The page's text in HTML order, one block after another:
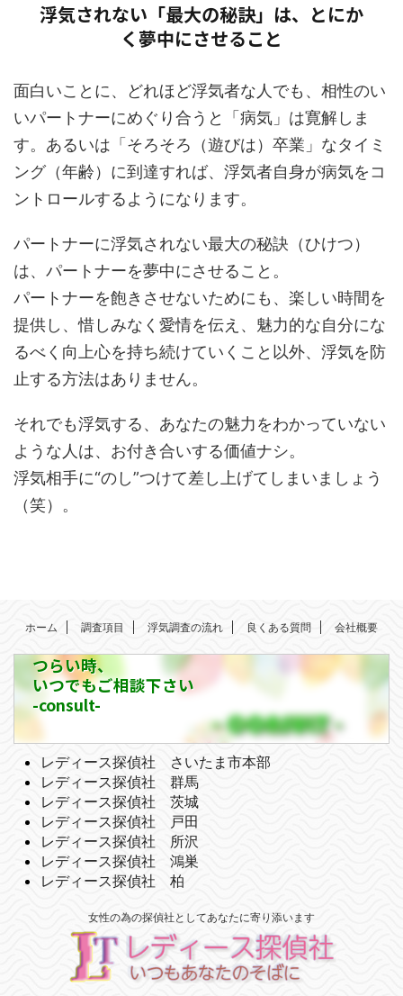
浮気されない「最大の秘訣」は、とにか
く夢中にさせること
面白いことに、どれほど浮気者な人でも、相性のい
いパートナーにめぐり合うと「病気」は寛解しま
す。あるいは「そろそろ（遊びは）卒業」なタイミ
ング（年齢）に到達すれば、浮気者自身が病気をコ
ントロールするようになります。
パートナーに浮気されない最大の秘訣（ひけつ）
は、パートナーを夢中にさせること。
パートナーを飽きさせないためにも、楽しい時間を
提供し、惜しみなく愛情を伝え、魅力的な自分にな
るべく向上心を持ち続けていくこと以外、浮気を防
止する方法はありません。
それでも浮気する、あなたの魅力をわかっていない
ような人は、お付き合いする価値ナシ。
浮気相手に“のし”つけて差し上げてしまいましょう
（笑）。
ホーム 調査項目 浮気調査の流れ 良くある質問 会社概要
つらい時、
いつでもご相談下さい
-consult-
レディース探偵社 さいたま市本部
レディース探偵社 群馬
レディース探偵社 茨城
レディース探偵社 戸田
レディース探偵社 所沢
レディース探偵社 鴻巣
レディース探偵社 柏
女性の為の探偵社としてあなたに寄り添います